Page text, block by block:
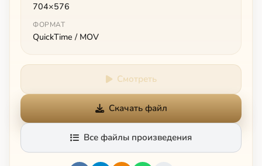
704×576
ФОРМАТ
QuickTime / MOV
Смотреть
Скачать файл
Все файлы произведения